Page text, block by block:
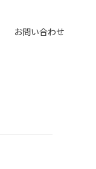
お問い合わせ